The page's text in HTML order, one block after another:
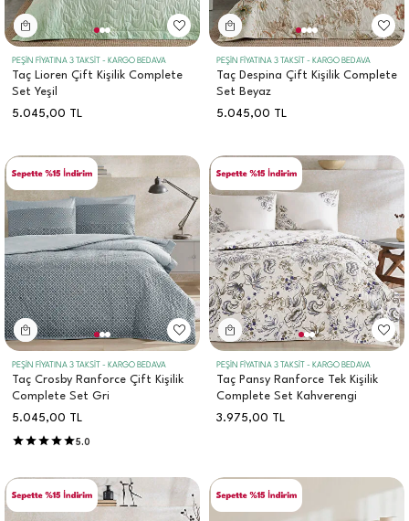
PEŞİN FİYATINA 3 TAKSİT - KARGO BEDAVA
Taç Lioren Çift Kişilik Complete
Set Yeşil
5.045,00 TL
PEŞİN FİYATINA 3 TAKSİT - KARGO BEDAVA
Taç Despina Çift Kişilik Complete
Set Beyaz
5.045,00 TL
PEŞİN FİYATINA 3 TAKSİT - KARGO BEDAVA
Taç Crosby Ranforce Çift Kişilik
Complete Set Gri
5.045,00 TL
5.0
PEŞİN FİYATINA 3 TAKSİT - KARGO BEDAVA
Taç Pansy Ranforce Tek Kişilik
Complete Set Kahverengi
3.975,00 TL